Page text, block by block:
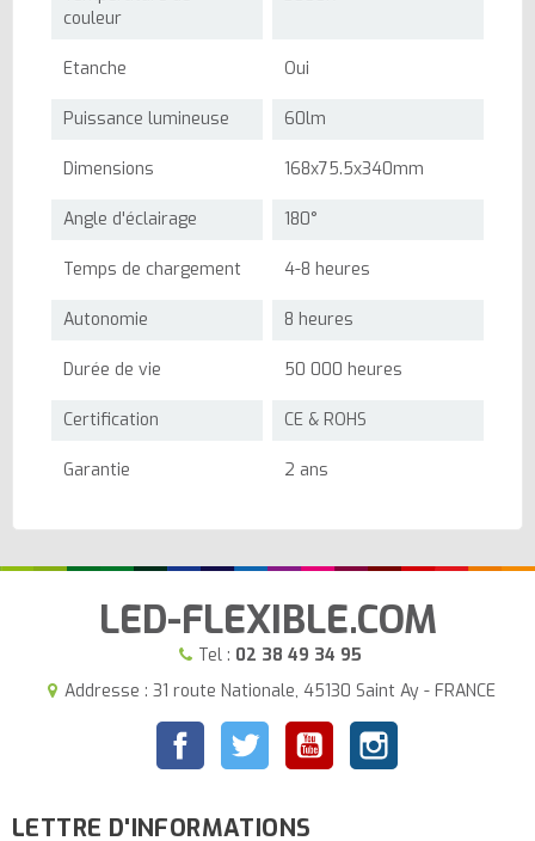
couleur
Etanche Oui
Puissance lumineuse 60lm
Dimensions 168x75.5x340mm
Angle d'éclairage 180°
Temps de chargement 4-8 heures
Autonomie 8 heures
Durée de vie 50 000 heures
Certification CE & ROHS
Garantie 2 ans
LED-FLEXIBLE.COM
Tel : 02 38 49 34 95
Addresse : 31 route Nationale, 45130 Saint Ay - FRANCE
FacebookTwitter YouTubeInstagram
LETTRE D'INFORMATIONS